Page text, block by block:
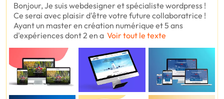
Bonjour, Je suis webdesigner et spécialiste wordpress !
Ce serai avec plaisir d'être votre future collaboratrice !
Ayant un master en création numérique et 5 ans
d'expériences dont 2 en a Voir tout le texte